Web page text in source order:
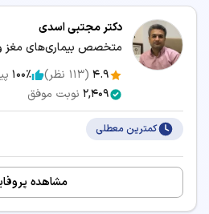
دکتر مجتبی اسدی
متخصص بیماری‌های مغز
4.9
(
113 نظر) 100٪
2,409 نوبت موفق
کمترین معطلی
مشاهده